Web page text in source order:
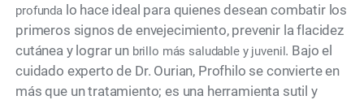
profunda lo hace ideal para quienes desean combatir los
primeros signos de envejecimiento, prevenir la flacidez
cutánea y lograr un brillo más saludable y juvenil. Bajo el
cuidado experto de Dr. Ourian, Profhilo se convierte en
más que un tratamiento; es una herramienta sutil y